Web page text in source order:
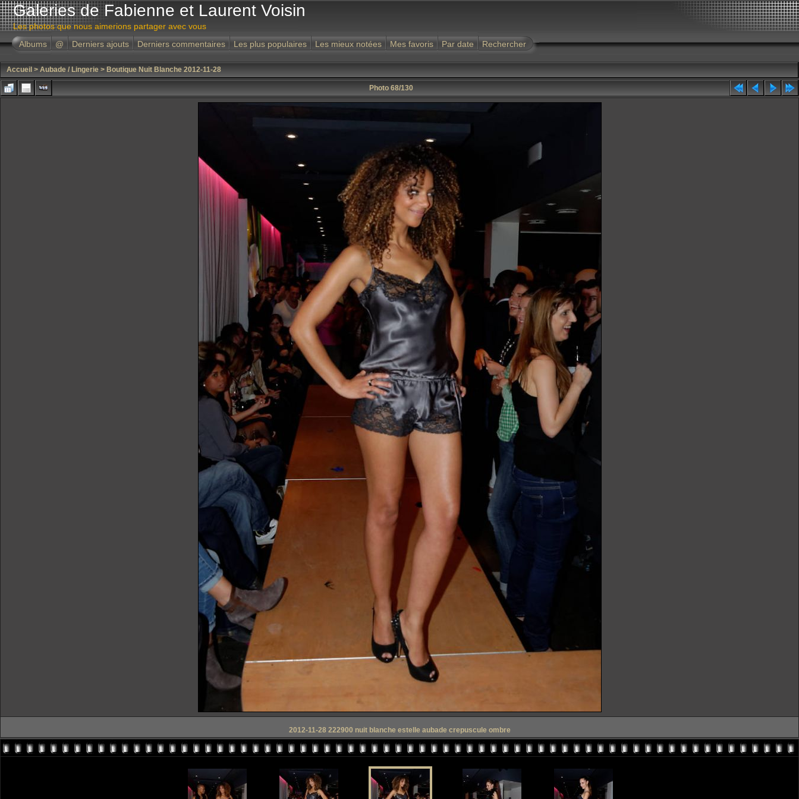
Galeries de Fabienne et Laurent Voisin
Les photos que nous aimerions partager avec vous
Albums
@ Derniers ajouts Derniers commentaires Les plus populaires Les mieux notées Mes favoris Par date Rechercher
Accueil > Aubade / Lingerie > Boutique Nuit Blanche 2012-11-28
Photo 68/130
2012-11-28 222900 nuit blanche estelle aubade crepuscule ombre